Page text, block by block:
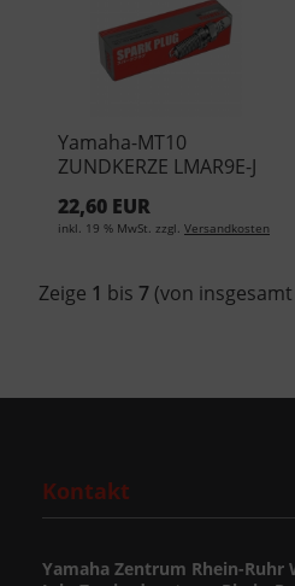
Yamaha-MT10
ZUNDKERZE LMAR9E-J
22,60 EUR
inkl. 19 % MwSt. zzgl. Versandkosten
Zeige 1 bis 7 (von insgesamt
Kontakt
Yamaha Zentrum Rhein-Ruhr